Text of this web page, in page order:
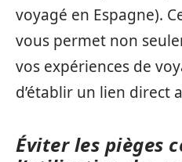
voyagé en Espagne).
vous permet non
vos expériences de
d’établir un lien direct
Éviter les pièges